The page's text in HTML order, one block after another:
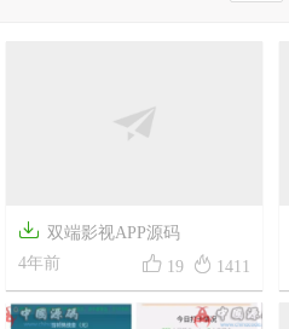
 双端影视APP源码
4年前
 19  1411